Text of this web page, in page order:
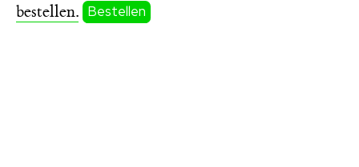
bestellen. Bestellen